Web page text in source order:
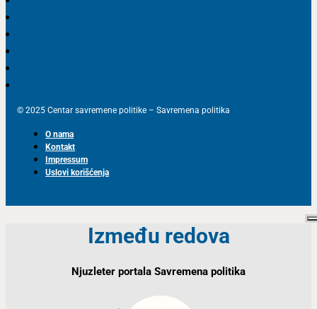
© 2025 Centar savremene politike – Savremena politika
O nama
Kontakt
Impressum
Uslovi korišćenja
Između redova
Njuzleter portala Savremena politika